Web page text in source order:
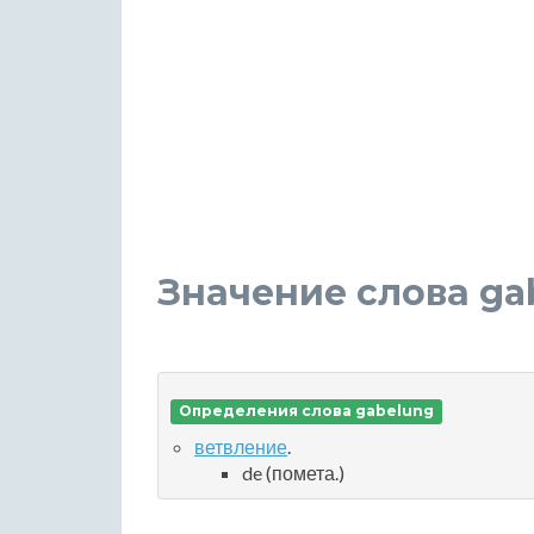
Значение слова
Определения слова gabelung
ветвление.
de (помета.)